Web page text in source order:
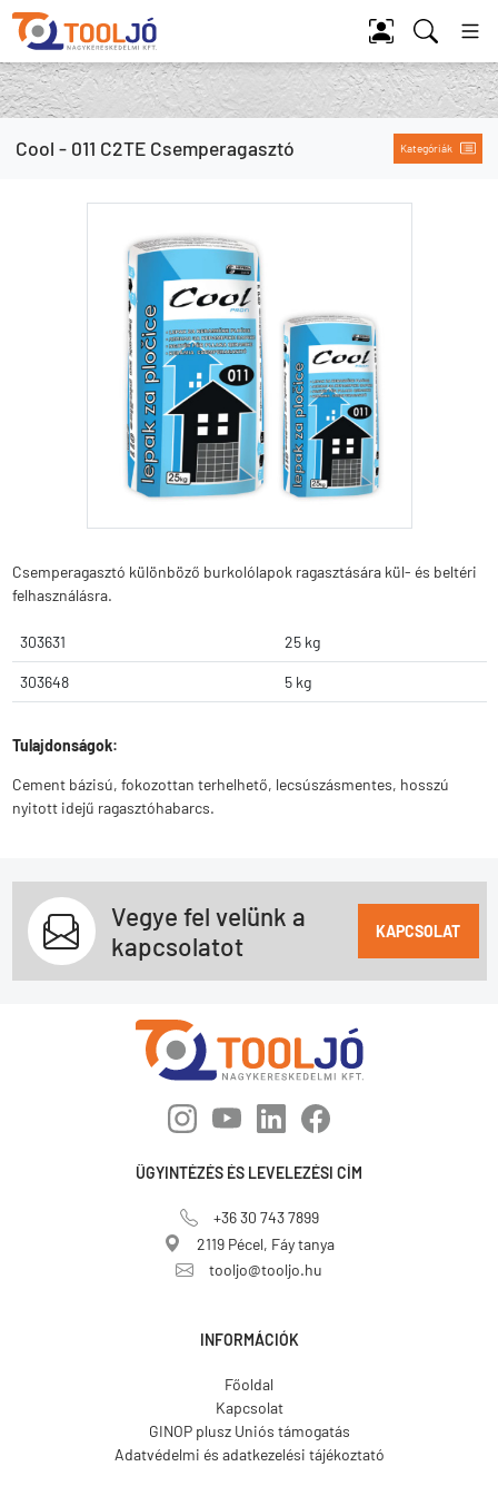
Tool Jó
Cool - 011 C2TE Csemperagasztó Kategóriák
Csemperagasztó különböző burkolólapok ragasztására kül- és beltéri
felhasználásra.
303631 25 kg
303648 5 kg
Tulajdonságok:
Cement bázisú, fokozottan terhelhető, lecsúszásmentes, hosszú
nyitott idejű ragasztóhabarcs.
Vegye fel velünk a
kapcsolatot
KAPCSOLAT
ÜGYINTÉZÉS ÉS LEVELEZÉSI CÍM
+36 30 743 7899
2119 Pécel, Fáy tanya
tooljo@tooljo.hu
INFORMÁCIÓK
Főoldal
Kapcsolat
GINOP plusz Uniós támogatás
Adatvédelmi és adatkezelési tájékoztató